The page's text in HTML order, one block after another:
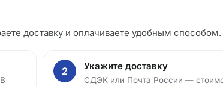
доставку и оплачиваете удобным
2 Укажите доставку
СДЭК или Почта России —